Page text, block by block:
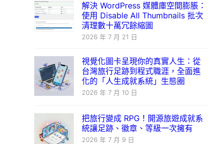
解決 WordPress 媒體庫空間膨脹：
使用 Disable All Thumbnails 批次
清理數十萬冗餘縮圖
2026 年 7 月 21 日
視覺化圖卡呈現你的真實人生：從
台灣旅行足跡到程式職涯，全面進
化的「人生成就系統」生態圈
2026 年 7 月 10 日
把旅行變成 RPG！開源旅遊成就系
統讓足跡、徽章、等級一次擁有
2026 年 7 月 9 日